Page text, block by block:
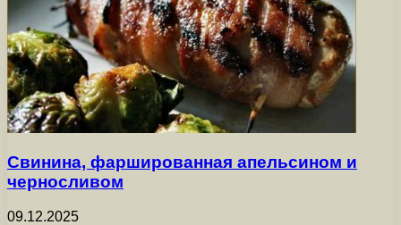
Свинина, фаршированная апельсином и
черносливом
09.12.2025